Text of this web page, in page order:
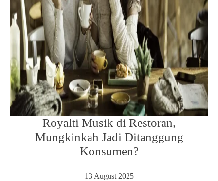
Royalti Musik di Restoran,
Mungkinkah Jadi Ditanggung
Konsumen?
13 August 2025